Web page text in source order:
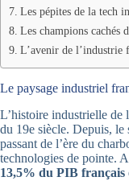
Les pépites de la tech
Les champions cachés
L’avenir de l’industrie
Le paysage industriel
L’histoire industrielle de
du 19e siècle. Depuis, le
passant de l’ère du
technologies de pointe.
13,5% du PIB français